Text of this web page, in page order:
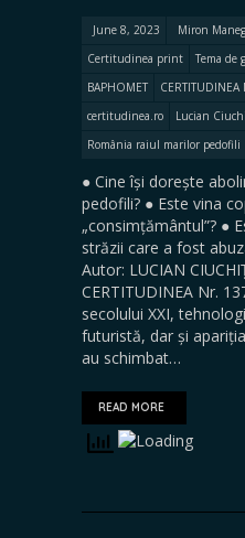
June 8, 2023 Miron
Certitudinea print
Tema de
BAPHOMET
certitudinea.ro
Lucian
România raiul marilor pedofili
● Cine își dorește
pedofili? ● Este vina
„consimțământul”? ●
străzii care a fost
Autor: LUCIAN
CERTITUDINEA Nr.
secolului XXI,
futuristă, dar și
au schimbat…
READ MORE